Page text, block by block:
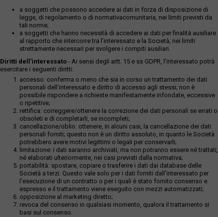
a soggetti che possono accedere ai dati in forza di disposizione di
legge, di regolamento o di normativacomunitaria, nei limiti previsti da
tali norme;
a soggetti che hanno necessità di accedere ai dati per finalità ausiliare
al rapporto che intercorre tra l’interessato e la Società, nei limiti
strettamente necessari per svolgere i compiti ausiliari.
Diritti dell’interessato - Ai sensi degli artt. 15 e ss GDPR, l’interessato potrà
esercitare i seguenti diritti:
accesso: conferma o meno che sia in corso un trattamento dei dati
personali dell’interessato e diritto di accesso agli stessi; non è
possibile rispondere a richieste manifestamente infondate, eccessive
o ripetitive;
rettifica: correggere/ottenere la correzione dei dati personali se errati o
obsoleti e di completarli, se incompleti;
cancellazione/oblio: ottenere, in alcuni casi, la cancellazione dei dati
personali forniti; questo non è un diritto assoluto, in quanto le Società
potrebbero avere motivi legittimi o legali per conservarli;
limitazione: i dati saranno archiviati, ma non potranno essere né trattati,
né elaborati ulteriormente, nei casi previsti dalla normativa;
portabilità: spostare, copiare o trasferire i dati dai database delle
Società a terzi. Questo vale solo per i dati forniti dall’interessato per
l’esecuzione di un contratto o per i quali è stato fornito consenso e
espresso e il trattamento viene eseguito con mezzi automatizzati;
opposizione al marketing diretto;
revoca del consenso in qualsiasi momento, qualora il trattamento si
basi sul consenso.